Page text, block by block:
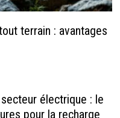
terrain : avantages
électrique : le
pour la recharge